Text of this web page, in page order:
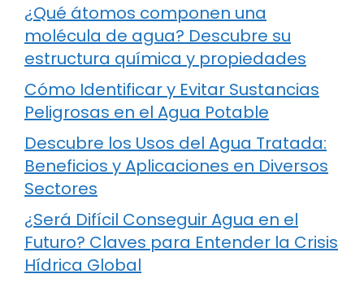
¿Qué átomos componen una
molécula de agua? Descubre su
estructura química y propiedades
Cómo Identificar y Evitar Sustancias
Peligrosas en el Agua Potable
Descubre los Usos del Agua Tratada:
Beneficios y Aplicaciones en Diversos
Sectores
¿Será Difícil Conseguir Agua en el
Futuro? Claves para Entender la Crisis
Hídrica Global